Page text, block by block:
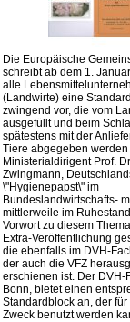
Die Europäische
schreibt ab dem 1.
alle
(Landwirte) eine
zwingend vor, die vom
ausgefüllt und beim
spätestens mit der
Tiere abgegeben werden
Ministerialdirigent Prof.
Zwingmann,
\"Hygienepapst\" im
Bundeslandwirtschafts-
mittlerweile im
Vorwort zu diesem
Extra-Veröffentlichung
die ebenfalls im DVH-
der auch die VFZ
erschienen ist. Der DVH-
Bonn, bietet einen
Standardblock an, der
Zweck benutzt werden